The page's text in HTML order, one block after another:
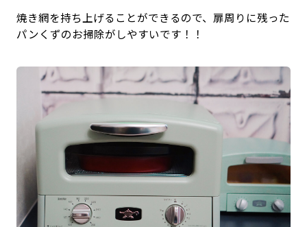
焼き網を持ち上げることができるので、扉周りに残った
パンくずのお掃除がしやすいです！！